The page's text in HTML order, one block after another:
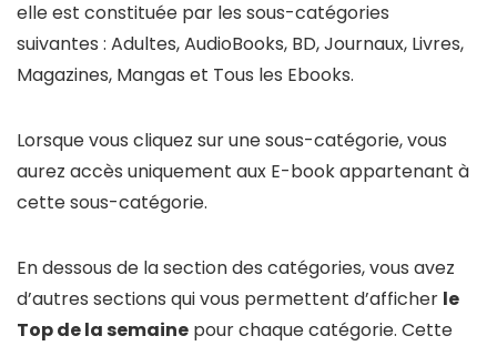
elle est constituée par les sous-catégories
suivantes : Adultes, AudioBooks, BD, Journaux, Livres,
Magazines, Mangas et Tous les Ebooks.
Lorsque vous cliquez sur une sous-catégorie, vous
aurez accès uniquement aux E-book appartenant à
cette sous-catégorie.
En dessous de la section des catégories, vous avez
d’autres sections qui vous permettent d’afficher le
Top de la semaine pour chaque catégorie. Cette